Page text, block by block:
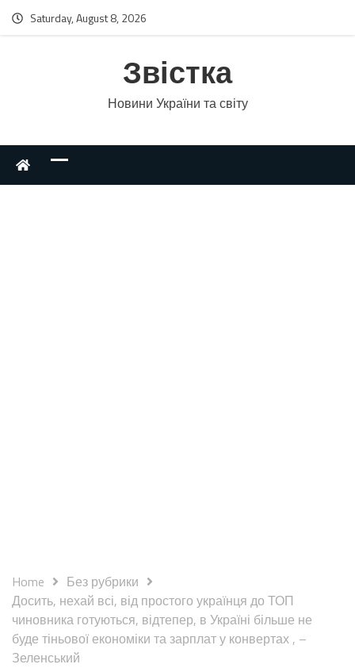
Saturday, August 8, 2026
Звістка
Новини України та світу
Home
Без рубрики
Досить, нехай всі, від простого українця до ТОП
чиновника готуються, відтепер, в Україні більше не
буде тіньової економіки та зарплат у конвертах , –
Зеленський